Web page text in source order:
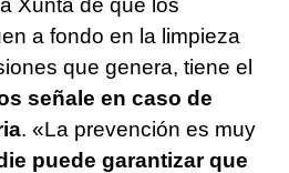
Xunta de que los
a fondo en la limpieza
que genera, tiene el
señale en caso de
. «La prevención es muy
puede garantizar que